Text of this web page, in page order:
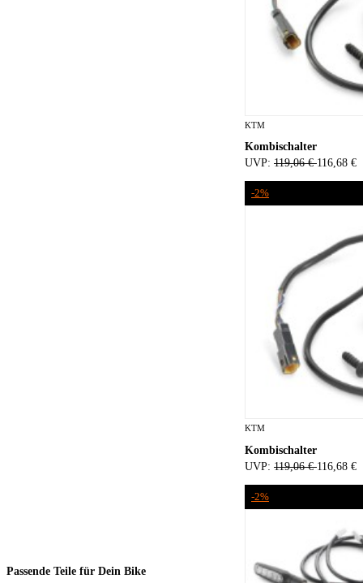
Passende Teile für Dein Bike
KTM
Kombischalter
UVP: 119,06 € 116,68 €
-2%
KTM
Kombischalter
UVP: 119,06 € 116,68 €
-2%